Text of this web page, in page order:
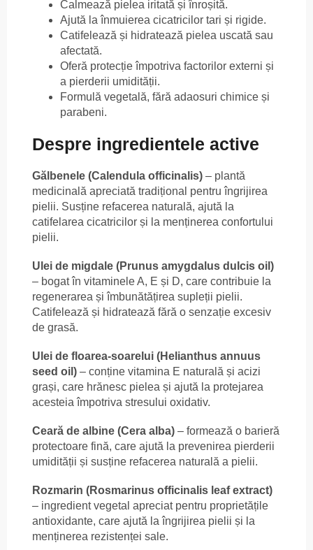
Calmează pielea iritată și înroșită.
Ajută la înmuierea cicatricilor tari și rigide.
Catifelează și hidratează pielea uscată sau
afectată.
Oferă protecție împotriva factorilor externi și
a pierderii umidității.
Formulă vegetală, fără adaosuri chimice și
parabeni.
Despre ingredientele active
Gălbenele (Calendula officinalis) – plantă
medicinală apreciată tradițional pentru îngrijirea
pielii. Susține refacerea naturală, ajută la
catifelarea cicatricilor și la menținerea confortului
pielii.
Ulei de migdale (Prunus amygdalus dulcis oil)
– bogat în vitaminele A, E și D, care contribuie la
regenerarea și îmbunătățirea supleții pielii.
Catifelează și hidratează fără o senzație excesiv
de grasă.
Ulei de floarea-soarelui (Helianthus annuus
seed oil) – conține vitamina E naturală și acizi
grași, care hrănesc pielea și ajută la protejarea
acesteia împotriva stresului oxidativ.
Ceară de albine (Cera alba) – formează o barieră
protectoare fină, care ajută la prevenirea pierderii
umidității și susține refacerea naturală a pielii.
Rozmarin (Rosmarinus officinalis leaf extract)
– ingredient vegetal apreciat pentru proprietățile
antioxidante, care ajută la îngrijirea pielii și la
menținerea rezistenței sale.